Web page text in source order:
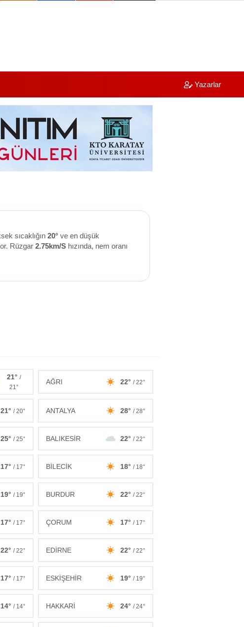
Yazarlar
sıcaklığın 20°ve en düşük
Rüzgar 2.75km/Shızında, nem oranı
21° /
21°
AĞRI 22° / 22°
21° / 20° ANTALYA 28° / 28°
25° / 25° BALIKESİR 22° / 22°
17° / 17° BİLECİK 18° / 18°
19° / 19° BURDUR 22° / 22°
17° / 17° ÇORUM 17° / 17°
22° / 22° EDİRNE 22° / 22°
17° / 17° ESKİŞEHİR 19° / 19°
14° / 14° HAKKARİ 24° / 24°